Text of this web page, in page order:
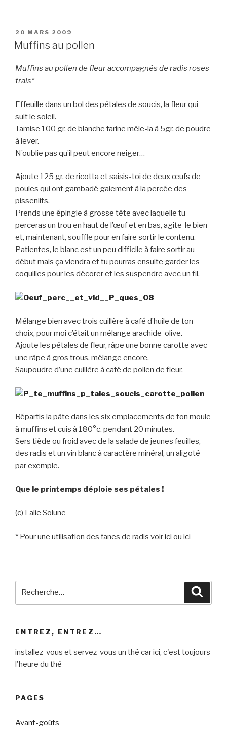
PUBLIÉ
LE
20 MARS 2009
Muffins au pollen
Muffins au pollen de fleur accompagnés de radis roses
frais*
Effeuille dans un bol des pétales de soucis, la fleur qui
suit le soleil.
Tamise 100 gr. de blanche farine mêle-la à 5gr. de poudre
à lever.
N’oublie pas qu’il peut encore neiger…
Ajoute 125 gr. de ricotta et saisis-toi de deux œufs de
poules qui ont gambadé gaiement à la percée des
pissenlits.
Prends une épingle à grosse tête avec laquelle tu
perceras un trou en haut de l’œuf et en bas, agite-le bien
et, maintenant, souffle pour en faire sortir le contenu.
Patientes, le blanc est un peu difficile à faire sortir au
début mais ça viendra et tu pourras ensuite garder les
coquilles pour les décorer et les suspendre avec un fil.
Mélange bien avec trois cuillère à café d’huile de ton
choix, pour moi c’était un mélange arachide-olive.
Ajoute les pétales de fleur, râpe une bonne carotte avec
une râpe à gros trous, mélange encore.
Saupoudre d’une cuillère à café de pollen de fleur.
Répartis la pâte dans les six emplacements de ton moule
à muffins et cuis à 180°c. pendant 20 minutes.
Sers tiède ou froid avec de la salade de jeunes feuilles,
des radis et un vin blanc à caractère minéral, un aligoté
par exemple.
Que le printemps déploie ses pétales !
(c) Lalie Solune
* Pour une utilisation des fanes de radis voirici ou ici
ENTREZ, ENTREZ…
installez-vous et servez-vous un thé car ici, c'est toujours
l'heure du thé
PAGES
Avant-goûts